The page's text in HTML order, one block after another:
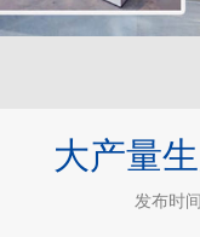
大产量
发布时